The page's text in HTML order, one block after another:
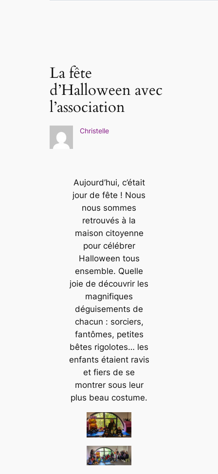
La fête
d’Halloween avec
l’association
Christelle
Aujourd’hui, c’était
jour de fête ! Nous
nous sommes
retrouvés à la
maison citoyenne
pour célébrer
Halloween tous
ensemble. Quelle
joie de découvrir les
magnifiques
déguisements de
chacun : sorciers,
fantômes, petites
bêtes rigolotes… les
enfants étaient ravis
et fiers de se
montrer sous leur
plus beau costume.